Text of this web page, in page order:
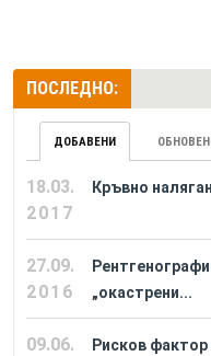
ПОСЛЕДНО:
ДОБАВЕНИ
18.03.
2017
Кръвно
27.09.
2016
„окастрени...
09.06.
Рисков